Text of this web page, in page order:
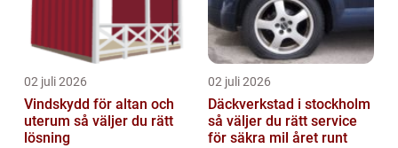
02 juli 2026
Vindskydd för altan och
uterum så väljer du rätt
lösning
02 juli 2026
Däckverkstad i stockholm
så väljer du rätt service
för säkra mil året runt